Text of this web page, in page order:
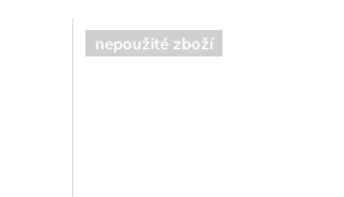
nepoužité zboží